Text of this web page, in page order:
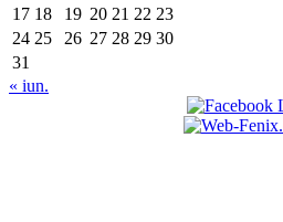
17 18 19 20 21 22 23
24 25 26 27 28 29 30
31
« iun.